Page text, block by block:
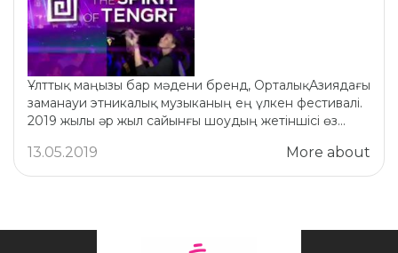
Ұлттық маңызы бар мәдени бренд, ОрталықАзиядағы
заманауи этникалық музыканың ең үлкен фестивалі.
2019 жылы әр жыл сайынғы шоудың жетіншісі өз...
More about
13.05.2019